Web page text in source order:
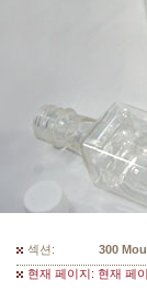
섹션:
300
현재 페이지: 현재 페